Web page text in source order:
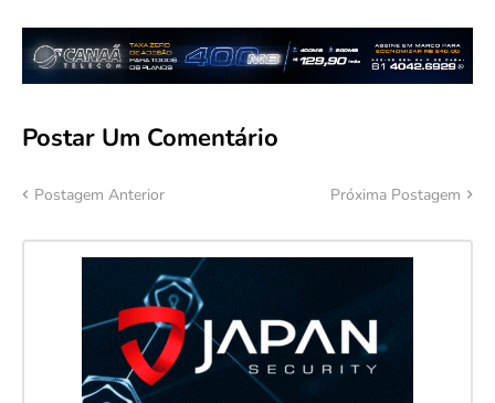
Postar Um Comentário
Postagem Anterior Próxima Postagem